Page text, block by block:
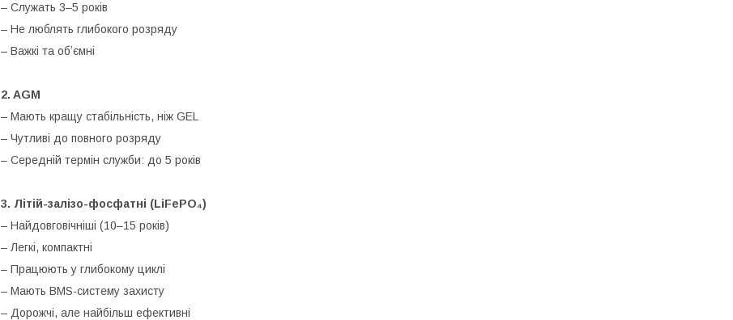
– Служать 3–5 років
– Не люблять глибокого розряду
– Важкі та обʼємні
2. AGM
– Мають кращу стабільність, ніж GEL
– Чутливі до повного розряду
– Середній термін служби: до 5 років
3. Літій-залізо-фосфатні (LiFePO₄)
– Найдовговічніші (10–15 років)
– Легкі, компактні
– Працюють у глибокому циклі
– Мають BMS-систему захисту
– Дорожчі, але найбільш ефективні